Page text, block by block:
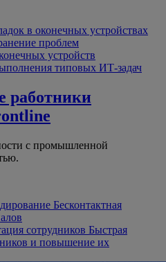
в оконечных устройствах
проблем
устройств
типовых ИТ-задач
работники
с промышленной
Бесконтактная
сотрудников Быстрая
и повышение их